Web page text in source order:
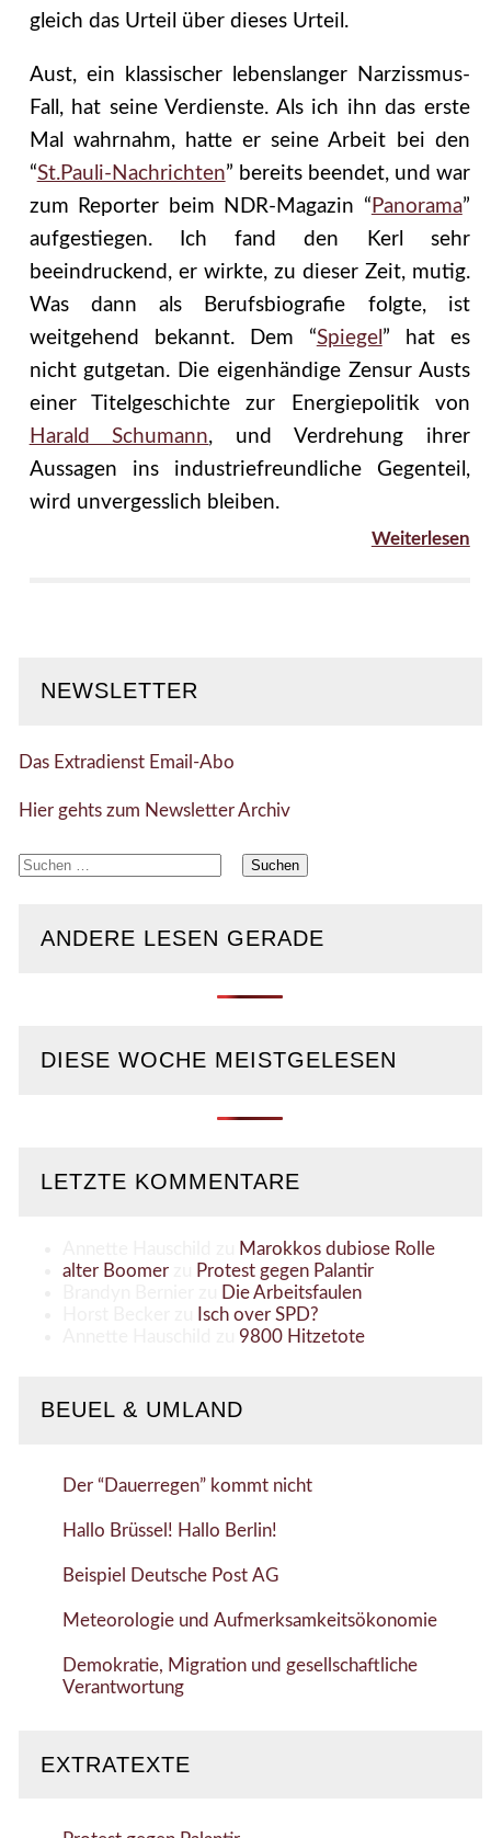
gleich das Urteil über dieses Urteil.
Aust, ein klassischer lebenslanger Narzissmus-
Fall, hat seine Verdienste. Als ich ihn das erste
Mal wahrnahm, hatte er seine Arbeit bei den
“St.Pauli-Nachrichten” bereits beendet, und war
zum Reporter beim NDR-Magazin “ Panorama”
aufgestiegen. Ich fand den Kerl sehr
beeindruckend, er wirkte, zu dieser Zeit, mutig.
Was dann als Berufsbiografie folgte, ist
weitgehend bekannt. Dem “Spiegel ” hat es
nicht gutgetan. Die eigenhändige Zensur Austs
einer Titelgeschichte zur Energiepolitik von
Harald Schumann, und Verdrehung ihrer
Aussagen ins industriefreundliche Gegenteil,
wird unvergesslich bleiben.
Weiterlesen
NEWSLETTER
Das Extradienst Email-Abo
Hier gehts zum Newsletter Archiv
Suchen
ANDERE LESEN GERADE
DIESE WOCHE MEISTGELESEN
LETZTE KOMMENTARE
Marokkos dubiose Rolle
alter Boomerzu
Protest gegen Palantir
Die Arbeitsfaulen
Isch over SPD?
9800 Hitzetote
BEUEL & UMLAND
Der “Dauerregen” kommt nicht
Hallo Brüssel! Hallo Berlin!
Beispiel Deutsche Post AG
Meteorologie und Aufmerksamkeitsökonomie
Demokratie, Migration und gesellschaftliche
Verantwortung
EXTRATEXTE